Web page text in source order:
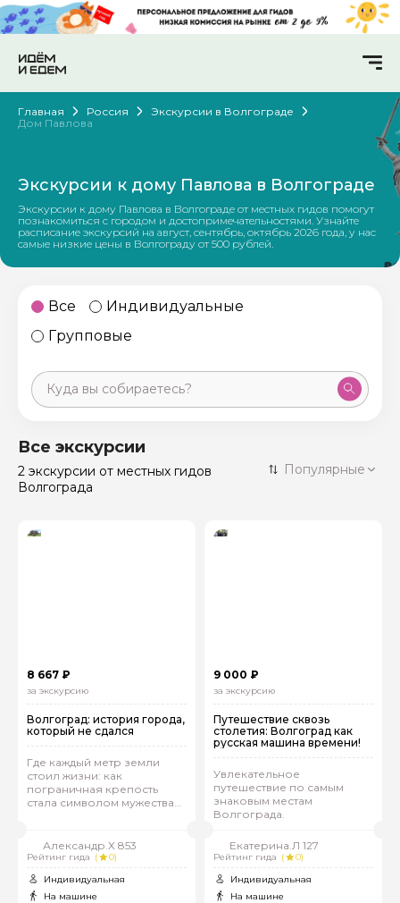
Главная Россия
Экскурсии в Волгограде
Дом Павлова
Экскурсии к дому Павлова в Волгограде
Экскурсии к дому Павлова в Волгограде от местных гидов помогут
познакомиться с городом и достопримечательностями. Узнайте
расписание экскурсий на август, сентябрь, октябрь 2026 года, у нас
самые низкие цены в Волгограду от 500 рублей.
Все
Индивидуальные
Групповые
Санкт-Петербург
Россия
50 экскурсий
Все экскурсии
2 экскурсии от местных гидов
Волгограда
Популярные
8 667 ₽
за экскурсию
Волгоград: история города,
который не сдался
Где каждый метр земли
стоил жизни: как
пограничная крепость
стала символом мужества
Александр.Х 853
Рейтинг гида (
0)
Индивидуальная
На машине
9 000 ₽
за экскурсию
Путешествие сквозь
столетия: Волгоград как
русская машина времени!
Увлекательное
путешествие по самым
знаковым местам
Волгограда.
Екатерина.Л 127
Рейтинг гида (
0)
Индивидуальная
На машине